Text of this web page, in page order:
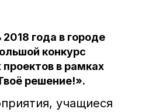
года в городе
конкурс
проектов в рамках
решение!».
учащиеся